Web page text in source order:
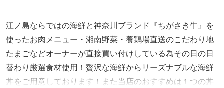
江ノ島ならではの海鮮と神奈川ブランド『ちがさき牛』を
使ったお肉メニュー・湘南野菜・養鶏場直送のこだわり地
たまごなどオーナーが直接買い付けしている為その日の日
替わり厳選食材使用！贅沢な海鮮からリーズナブルな海鮮
丼をご用意しております！また当店のおすすめは１つの丼